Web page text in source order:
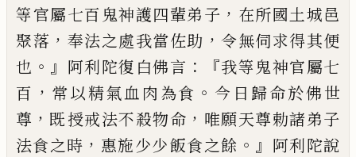
等官屬七百鬼神護四輩弟子 ， 在所國土城邑
聚落 ， 奉法之處我當佐助 ， 令無伺求得其便
也 。』 阿利陀復白佛言 ：『我等鬼神官屬七
百 ， 常以精氣血肉為食 。 今日歸命於佛世
尊 ， 既授戒法不殺物命 ， 唯願天尊勅諸弟子
法食之時 ， 惠施少少飯食之餘 。』 阿利陀說